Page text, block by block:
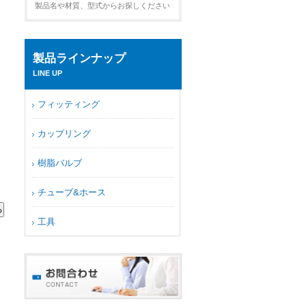
製品名や材質、型式からお探しください
製品ラインナップ
LINE UP
フィッティング
カップリング
樹脂バルブ
チューブ&ホース
工具